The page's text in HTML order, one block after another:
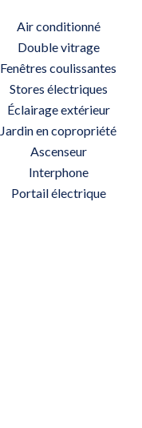
Air conditionné
Double vitrage
Fenêtres coulissantes
Stores électriques
Éclairage extérieur
Jardin en copropriété
Ascenseur
Interphone
Portail électrique